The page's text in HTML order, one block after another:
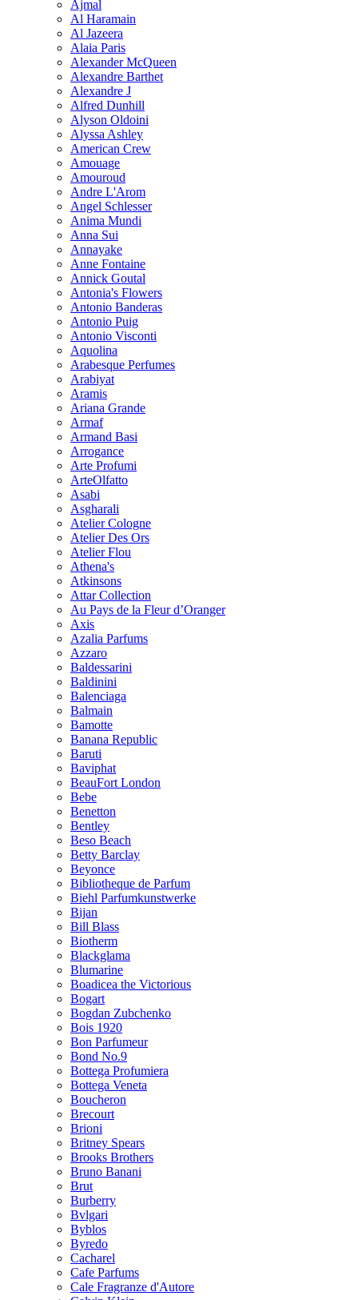
Ajmal
Al Haramain
Al Jazeera
Alaia Paris
Alexander McQueen
Alexandre Barthet
Alexandre J
Alfred Dunhill
Alyson Oldoini
Alyssa Ashley
American Crew
Amouage
Amouroud
Andre L'Arom
Angel Schlesser
Anima Mundi
Anna Sui
Annayake
Anne Fontaine
Annick Goutal
Antonia's Flowers
Antonio Banderas
Antonio Puig
Antonio Visconti
Aquolina
Arabesque Perfumes
Arabiyat
Aramis
Ariana Grande
Armaf
Armand Basi
Arrogance
Arte Profumi
ArteOlfatto
Asabi
Asgharali
Atelier Cologne
Atelier Des Ors
Atelier Flou
Athena's
Atkinsons
Attar Collection
Au Pays de la Fleur d’Oranger
Axis
Azalia Parfums
Azzaro
Baldessarini
Baldinini
Balenciaga
Balmain
Bamotte
Banana Republic
Baruti
Baviphat
BeauFort London
Bebe
Benetton
Bentley
Beso Beach
Betty Barclay
Beyonce
Bibliotheque de Parfum
Biehl Parfumkunstwerke
Bijan
Bill Blass
Biotherm
Blackglama
Blumarine
Boadicea the Victorious
Bogart
Bogdan Zubchenko
Bois 1920
Bon Parfumeur
Bond No.9
Bottega Profumiera
Bottega Veneta
Boucheron
Brecourt
Brioni
Britney Spears
Brooks Brothers
Bruno Banani
Brut
Burberry
Bvlgari
Byblos
Byredo
Cacharel
Cafe Parfums
Cale Fragranze d'Autore